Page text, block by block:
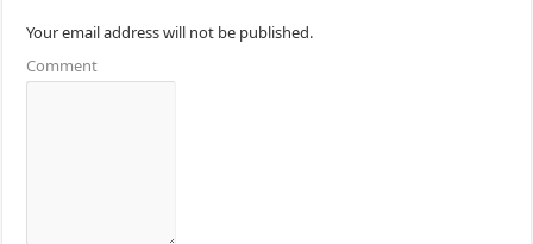
Your email address will not be published.
Comment